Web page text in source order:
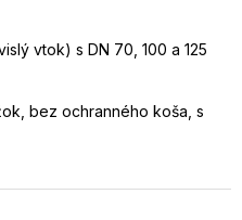
vtok) s DN 70, 100 a 125
bez ochranného koša, s